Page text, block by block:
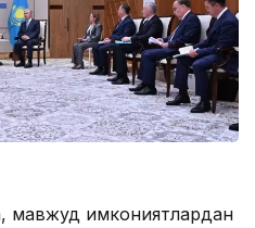
мавжуд имкониятлардан